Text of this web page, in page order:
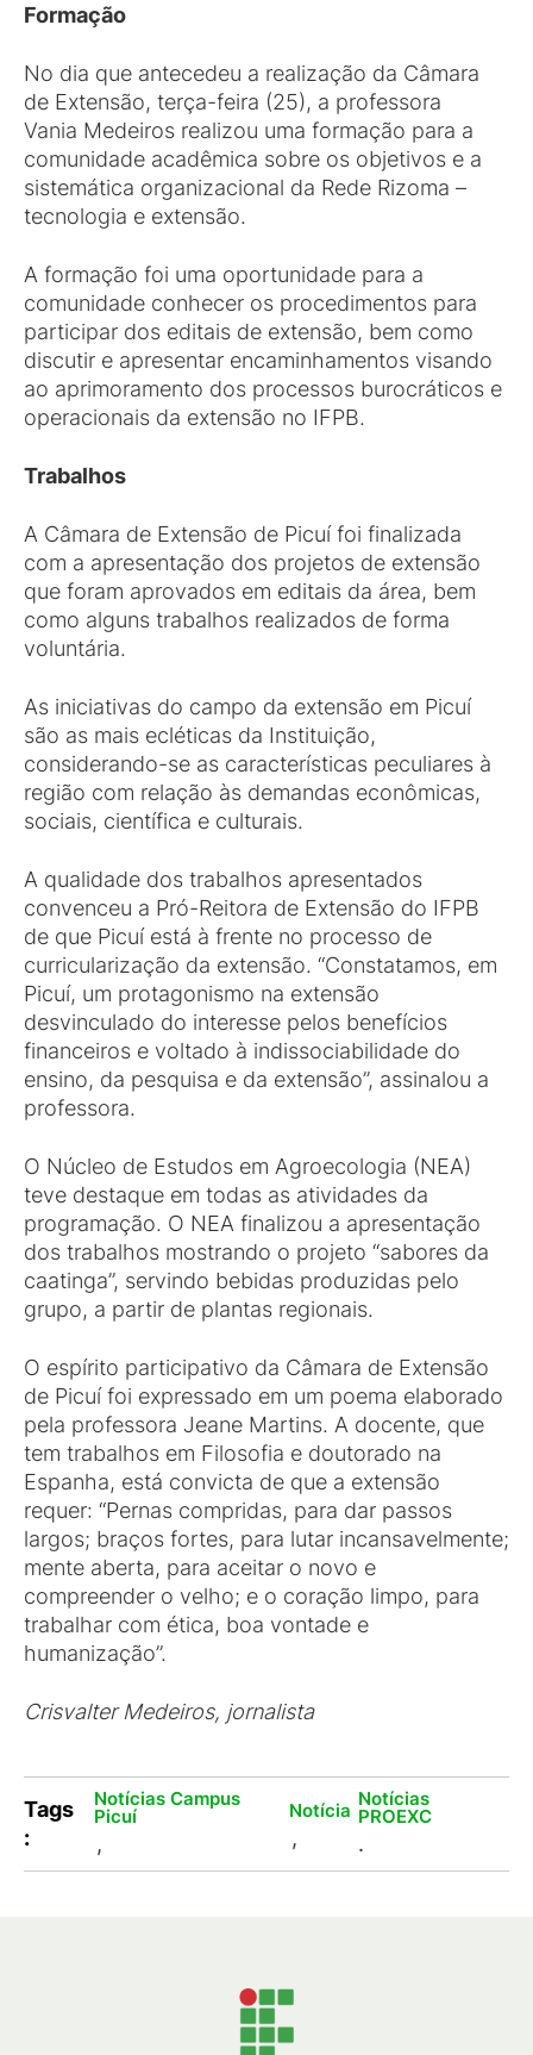
Formação
No dia que antecedeu a realização da Câmara
de Extensão, terça-feira (25), a professora
Vania Medeiros realizou uma formação para a
comunidade acadêmica sobre os objetivos e a
sistemática organizacional da Rede Rizoma –
tecnologia e extensão.
A formação foi uma oportunidade para a
comunidade conhecer os procedimentos para
participar dos editais de extensão, bem como
discutir e apresentar encaminhamentos visando
ao aprimoramento dos processos burocráticos e
operacionais da extensão no IFPB.
Trabalhos
A Câmara de Extensão de Picuí foi finalizada
com a apresentação dos projetos de extensão
que foram aprovados em editais da área, bem
como alguns trabalhos realizados de forma
voluntária.
As iniciativas do campo da extensão em Picuí
são as mais ecléticas da Instituição,
considerando-se as características peculiares à
região com relação às demandas econômicas,
sociais, científica e culturais.
A qualidade dos trabalhos apresentados
convenceu a Pró-Reitora de Extensão do IFPB
de que Picuí está à frente no processo de
curricularização da extensão. “Constatamos, em
Picuí, um protagonismo na extensão
desvinculado do interesse pelos benefícios
financeiros e voltado à indissociabilidade do
ensino, da pesquisa e da extensão”, assinalou a
professora.
O Núcleo de Estudos em Agroecologia (NEA)
teve destaque em todas as atividades da
programação. O NEA finalizou a apresentação
dos trabalhos mostrando o projeto “sabores da
caatinga”, servindo bebidas produzidas pelo
grupo, a partir de plantas regionais.
O espírito participativo da Câmara de Extensão
de Picuí foi expressado em um poema elaborado
pela professora Jeane Martins. A docente, que
tem trabalhos em Filosofia e doutorado na
Espanha, está convicta de que a extensão
requer: “Pernas compridas, para dar passos
largos; braços fortes, para lutar incansavelmente;
mente aberta, para aceitar o novo e
compreender o velho; e o coração limpo, para
trabalhar com ética, boa vontade e
humanização”.
Crisvalter Medeiros, jornalista
Tags
:
Notícias Campus
Picuí
,
Notícia
,
Notícias
PROEXC
.